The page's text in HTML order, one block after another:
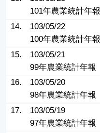
101年農業統計年報
14.
103/05/22
100年農業統計年報
15.
103/05/21
99年農業統計年報
16.
103/05/20
98年農業統計年報
17.
103/05/19
97年農業統計年報